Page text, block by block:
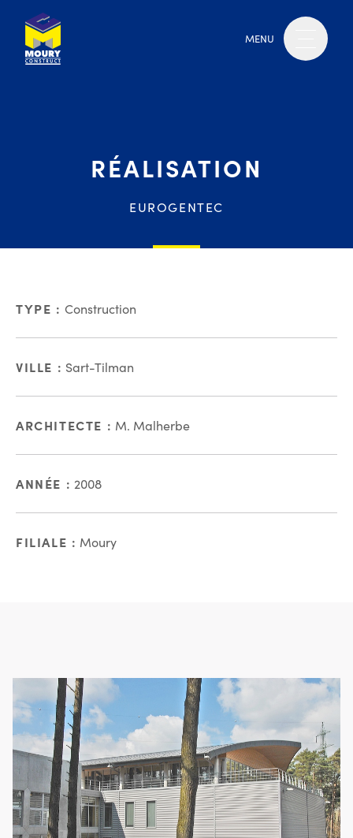
MENU
RÉALISATION
EUROGENTEC
TYPE : Construction
VILLE : Sart-Tilman
ARCHITECTE : M. Malherbe
ANNÉE : 2008
FILIALE : Moury
En images